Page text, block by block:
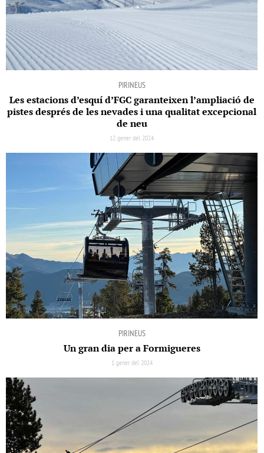
PIRINEUS
Les estacions d’esquí d’FGC garanteixen l’ampliació de
pistes després de les nevades i una qualitat excepcional
de neu
12 gener del 2024
PIRINEUS
Un gran dia per a Formigueres
1 gener del 2024